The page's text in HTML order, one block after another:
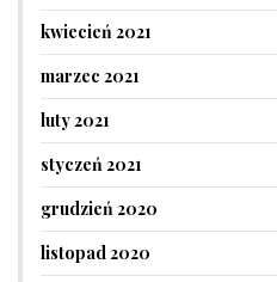
kwiecień 2021
marzec 2021
luty 2021
styczeń 2021
grudzień 2020
listopad 2020